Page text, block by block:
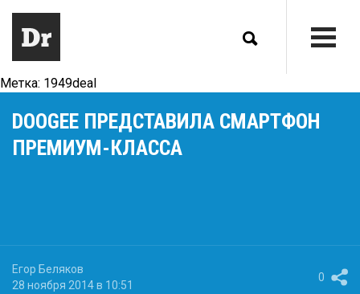
Метка: 1949deal
DOOGEE ПРЕДСТАВИЛА СМАРТФОН
ПРЕМИУМ-КЛАССА
Егор Беляков
28 ноября 2014 в 10:51
0